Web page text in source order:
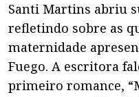
Santi Martins abriu
refletindo sobre as
maternidade
Fuego. A escritora
primeiro romance,